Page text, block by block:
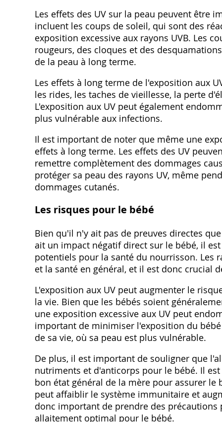
Les effets des UV sur la peau peuvent être
incluent les coups de soleil, qui sont des
exposition excessive aux rayons UVB. Les
rougeurs, des cloques et des
de la peau à long terme.
Les effets à long terme de l'exposition aux
les rides, les taches de vieillesse, la perte
L'exposition aux UV peut également
plus vulnérable aux infections.
Il est important de noter que même une
effets à long terme. Les effets des UV
remettre complètement des dommages
protéger sa peau des rayons UV, même
dommages cutanés.
Les risques pour le bébé
Bien qu'il n'y ait pas de preuves directes
ait un impact négatif direct sur le bébé, il
potentiels pour la santé du nourrisson. Les
et la santé en général, et il est donc crucial
L'exposition aux UV peut augmenter le
la vie. Bien que les bébés soient
une exposition excessive aux UV peut
important de minimiser l'exposition du
de sa vie, où sa peau est plus vulnérable.
De plus, il est important de souligner que
nutriments et d'anticorps pour le bébé. Il
bon état général de la mère pour assurer le
peut affaiblir le système immunitaire et
donc important de prendre des
allaitement optimal pour le bébé.